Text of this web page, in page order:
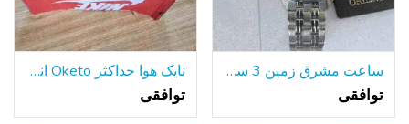
ساعت مشرق زمین 3 ستاره * * * خودکار FAB0000DD9-شماره گیری آبی-جدید
توافقی
نایک هوا حداکثر Oketo اندازه 11.5
توافقی